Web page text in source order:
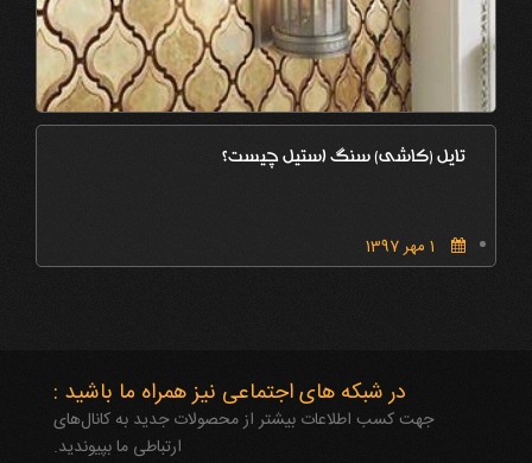
تایل (کاشی) سنگ استیل چیست؟
در شبکه های اجتماعی نیز همراه ما باشید :
جهت کسب اطلاعات بیشتر از محصولات جدید به کانال‌های
ارتباطی ما بپیوندید.